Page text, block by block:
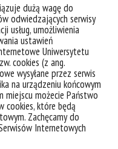
dużą wagę do
odwiedzających serwisy
usług, umożliwienia
ustawień
Uniwersytetu
cookies (z ang.
wysyłane przez serwis
na urządzeniu końcowym
możecie Państwo
które będą
Zachęcamy do
Internetowych
Prawne aspekty
Nycz, prof. UŚ
Ołów: ciężki metal,
udawała
Małgorzata Król,
hab. Lucyny